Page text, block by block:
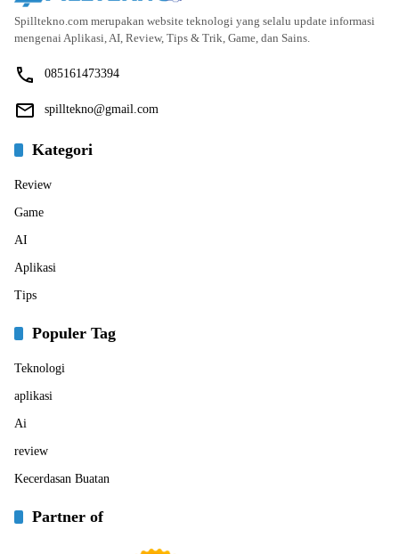
Spilltekno.com merupakan website teknologi yang selalu update informasi
mengenai Aplikasi, AI, Review, Tips & Trik, Game, dan Sains.
085161473394
spilltekno@gmail.com
Kategori
Review
Game
AI
Aplikasi
Tips
Populer Tag
Teknologi
aplikasi
Ai
review
Kecerdasan Buatan
Partner of